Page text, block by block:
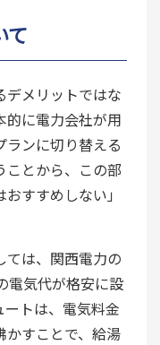
て
デメリットではな
的に電力会社が用
ランに切り替える
ことから、この部
すすめしない」
ては、関西電力の
電気代が格安に設
トは、電気料金
かすことで、給湯